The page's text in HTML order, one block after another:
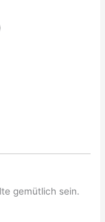
gemütlich sein.